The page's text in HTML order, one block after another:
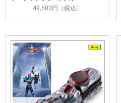
49,500円（税込）